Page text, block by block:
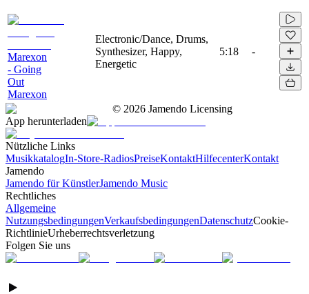
Marexon
- Going
Out
Marexon
Electronic/Dance, Drums,
Synthesizer, Happy,
Energetic
5:18 -
© 2026 Jamendo Licensing
App herunterladen
Nützliche Links
MusikkatalogIn-Store-RadiosPreiseKontaktHilfecenterKontakt
Jamendo
Jamendo für KünstlerJamendo Music
Rechtliches
Allgemeine
NutzungsbedingungenVerkaufsbedingungenDatenschutzCookie-
RichtlinieUrheberrechtsverletzung
Folgen Sie uns